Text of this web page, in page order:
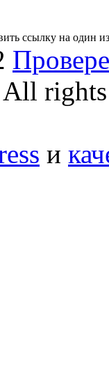
ссылку на один
rights
и